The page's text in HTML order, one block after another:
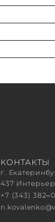
КОНТАКТЫ
г.
437
+7 (343)